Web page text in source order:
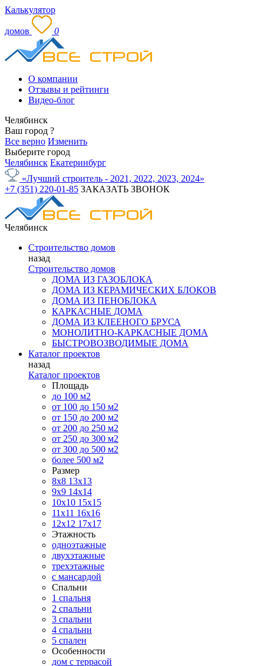
Калькулятор
домов 0
О компании
Отзывы и рейтинги
Видео-блог
Челябинск
Ваш город ?
Все верно Изменить
Выберите город
Челябинск Екатеринбург
«Лучший строитель - 2021, 2022, 2023, 2024»
+7 (351) 220-01-85 ЗАКАЗАТЬ ЗВОНОК
Челябинск
Строительство домов
назад
Строительство домов
ДОМА ИЗ ГАЗОБЛОКА
ДОМА ИЗ КЕРАМИЧЕСКИХ БЛОКОВ
ДОМА ИЗ ПЕНОБЛОКА
КАРКАСНЫЕ ДОМА
ДОМА ИЗ КЛЕЕНОГО БРУСА
МОНОЛИТНО-КАРКАСНЫЕ ДОМА
БЫСТРОВОЗВОДИМЫЕ ДОМА
Каталог проектов
назад
Каталог проектов
Площадь
до 100 м2
от 100 до 150 м2
от 150 до 200 м2
от 200 до 250 м2
от 250 до 300 м2
от 300 до 500 м2
более 500 м2
Размер
8х8 13х13
9х9 14х14
10х10 15х15
11x11 16х16
12х12 17х17
Этажность
одноэтажные
двухэтажные
трехэтажные
с мансардой
Спальни
1 спальня
2 спальни
3 спальни
4 спальни
5 спален
Особенности
дом с террасой